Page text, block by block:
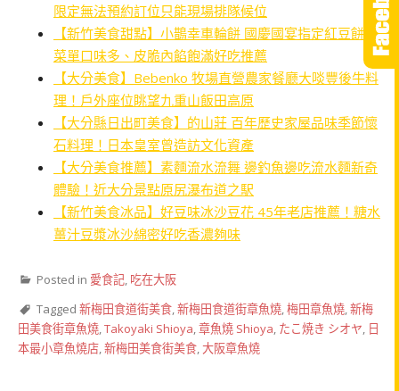
限定無法預約訂位只能現場排隊候位
【新竹美食甜點】小鵲幸車輪餅 國慶國宴指定紅豆餅！
菜單口味多、皮脆內餡飽滿好吃推薦
【大分美食】Bebenko 牧場直營農家餐廳大啖豐後牛料
理！戶外座位眺望九重山飯田高原
【大分縣日出町美食】的山莊 百年歷史家屋品味季節懷
石料理！日本皇室曾造訪文化資產
【大分美食推薦】素麵流水流舞 邊釣魚邊吃流水麵新奇
體驗！近大分景點原尻瀑布道之駅
【新竹美食冰品】好豆味冰沙豆花 45年老店推薦！糖水
薑汁豆漿冰沙綿密好吃香濃夠味
Posted in 愛食記, 吃在大阪
Tagged 新梅田食道街美食,新梅田食道街章魚燒,梅田章魚燒,新梅
田美食街章魚燒,Takoyaki Shioya,章魚燒 Shioya, たこ焼き シオヤ, 日
本最小章魚燒店,新梅田美食街美食,大阪章魚燒